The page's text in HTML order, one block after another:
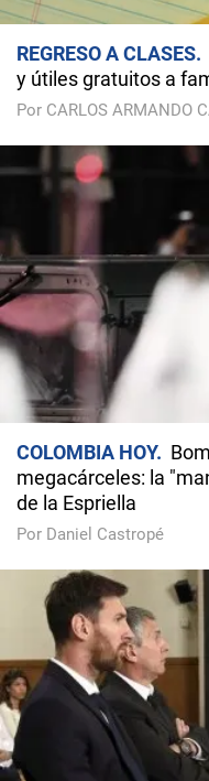
REGRESO A CLASES
y útiles gratuitos a
Por CARLOS ARMANDO
COLOMBIA HOY
megacárceles: la
de la Espriella
Por Daniel Castropé